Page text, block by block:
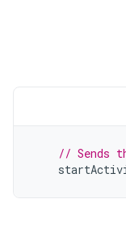
// Sends